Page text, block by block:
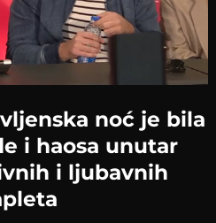
noć je bila
i haosa unutar
i ljubavnih